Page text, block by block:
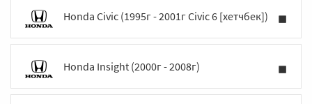
Honda Civic (1995г - 2001г Civic 6 [хетчбек])
Honda Insight (2000г - 2008г)